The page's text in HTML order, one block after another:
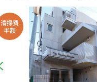
清掃費
半額